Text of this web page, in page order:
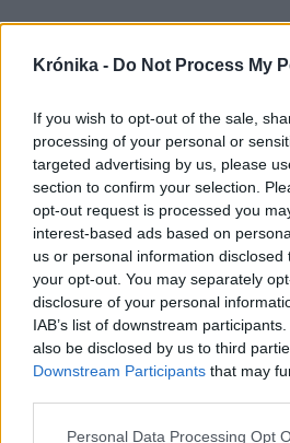
Krónika - Do Not Process My
If you wish to opt-out of the sale,
processing of your personal or
targeted advertising by us, please
section to confirm your selection.
opt-out request is processed you
interest-based ads based on
us or personal information
your opt-out. You may separately
disclosure of your personal
IAB’s list of downstream
also be disclosed by us to third
Downstream Participants that may
Personal Data Processing Opt
Hasznos
Impresszum
Szerzői jogok
Adatvédelmi tájékoztató
Cookie-kezelési